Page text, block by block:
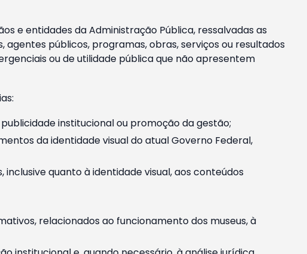
e entidades da Administração Pública, ressalvadas as
públicos, programas, obras, serviços ou resultados
ou de utilidade pública que não apresentem
institucional ou promoção da gestão;
da identidade visual do atual Governo Federal,
quanto à identidade visual, aos conteúdos
relacionados ao funcionamento dos museus, à